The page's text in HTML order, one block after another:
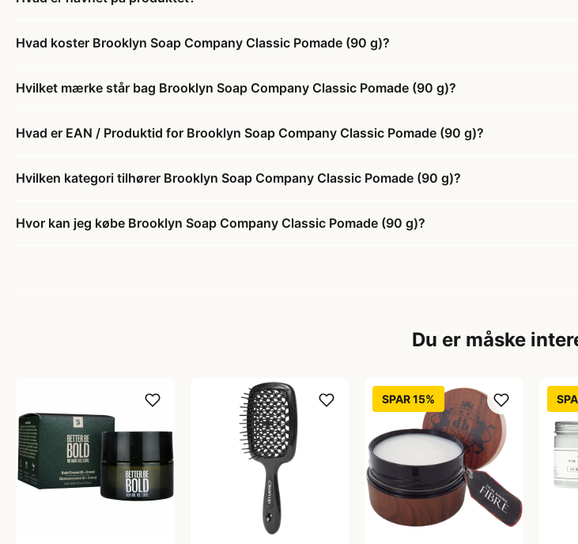
Hvad koster Brooklyn Soap Company Classic Pomade (90 g)?
Hvilket mærke står bag Brooklyn Soap Company Classic Pomade (90 g)?
Hvad er EAN / Produktid for Brooklyn Soap Company Classic Pomade (90 g)?
Hvilken kategori tilhører Brooklyn Soap Company Classic Pomade (90 g)?
Hvor kan jeg købe Brooklyn Soap Company Classic Pomade (90 g)?
Du er måske
SPAR 15%